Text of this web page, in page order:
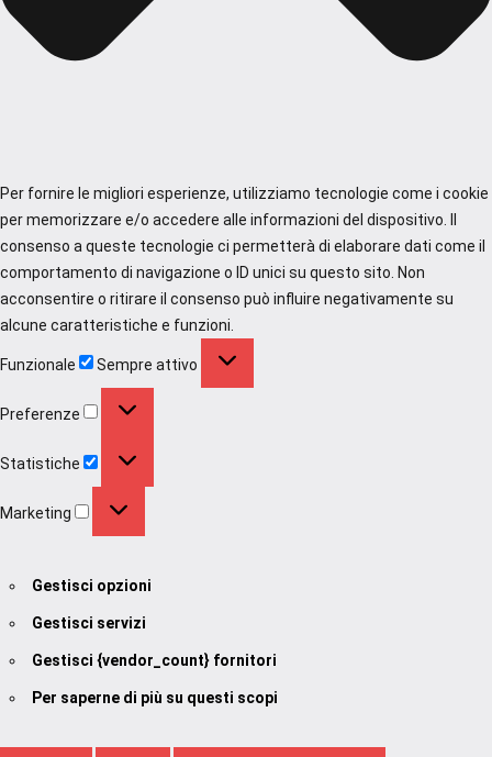
Per fornire le migliori esperienze, utilizziamo tecnologie come i cookie
per memorizzare e/o accedere alle informazioni del dispositivo. Il
consenso a queste tecnologie ci permetterà di elaborare dati come il
comportamento di navigazione o ID unici su questo sito. Non
acconsentire o ritirare il consenso può influire negativamente su
alcune caratteristiche e funzioni.
Funzionale Sempre attivo
Preferenze
Statistiche
Marketing
Gestisci opzioni
Gestisci servizi
Gestisci {vendor_count} fornitori
Per saperne di più su questi scopi